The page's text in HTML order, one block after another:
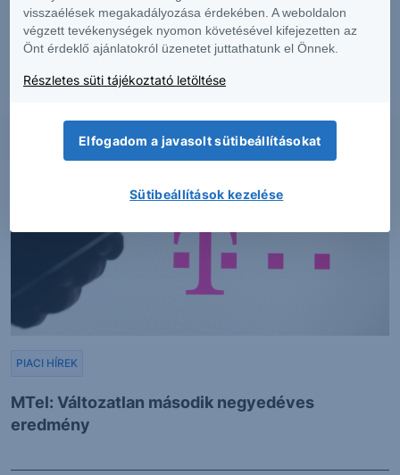
többszörözése, publikálása, átdolgozása, terjesztése kizárólag a Társaság
előzetes írásos engedélyével lehetséges. A jelen dokumentumban foglaltak
kiadásuk időpontjában érvényesek. További részletek:Erste Market
Dokumentumok – Erste Marketoldalon, illetve a Társaság ügyletek előtti
MTel: Változatlan második negyedéves
eredmény
PIACI HÍREK
visszaélések megakadályozása érdekében. A weboldalon
végzett tevékenységek nyomon követésével kifejezetten az
Önt érdeklő ajánlatokról üzenetet juttathatunk el Önnek.
Részletes süti tájékoztató letöltése
Elfogadom a javasolt sütibeállításokat
Sütibeállítások kezelése